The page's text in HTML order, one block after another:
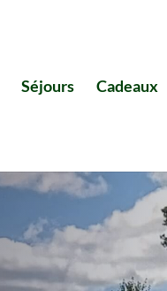
Séjours Cadeaux